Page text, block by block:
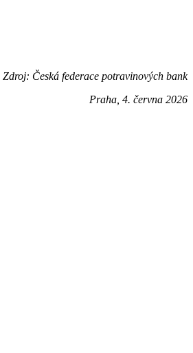
Zdroj: Česká federace potravinových bank
Praha, 4. června 2026